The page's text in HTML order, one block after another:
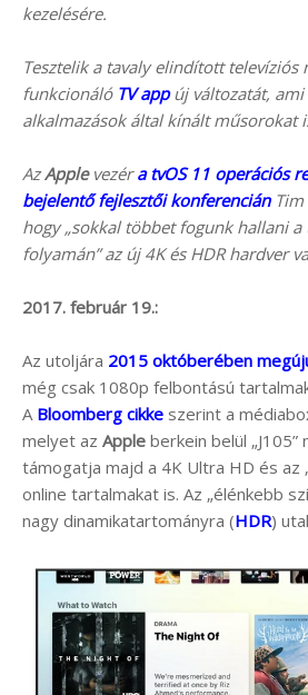
kezelésére.
Tesztelik a tavaly elindított televíziós
funkcionáló TV appúj változatát, ami
alkalmazások által kínált műsorokat
AzApplevezéra tvOS 11 operációs
bejelentő fejlesztői konferencián
hogy „sokkal többet fogunk hallani a
folyamán” az új 4K és HDR hardver
2017. február 19.:
Az utoljára 2015 októberében
még csak 1080p felbontású
A Bloomberg cikke szerint a
melyet az Apple berkein belül
támogatja majd a 4K Ultra HD és az
online tartalmakat is. Az „élénkebb
nagy dinamikatartományra (HDR)